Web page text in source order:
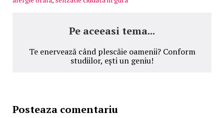
Pe aceeasi tema...
Te enervează când plescăie oamenii? Conform
studiilor, ești un geniu!
Posteaza comentariu